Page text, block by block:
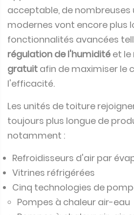
acceptable, de
modernes vont encore plus
fonctionnalités avancées
régulation de l'humidité et le
gratuit afin de maximiser le
l'efficacité.
Les unités de toiture
toujours plus longue de
notamment :
Refroidisseurs d'air par
Vitrines réfrigérées
Cinq technologies de
Pompes à chaleur air-eau